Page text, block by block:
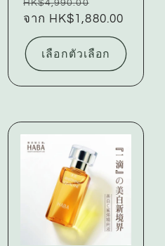
ปกติ
HK$4,990.00
โปรโมชัน
จาก HK$1,880.00
เลือกตัวเลือก